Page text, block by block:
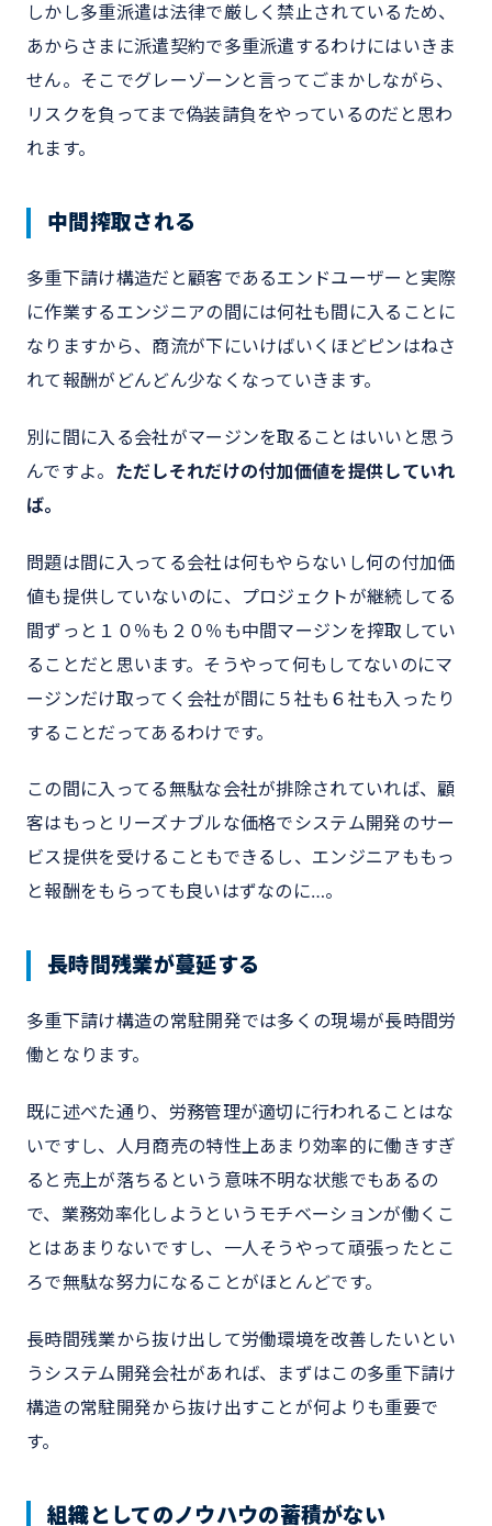
しかし多重派遣は法律で厳しく禁止されているため、
あからさまに派遣契約で多重派遣するわけにはいきま
せん。そこでグレーゾーンと言ってごまかしながら、
リスクを負ってまで偽装請負をやっているのだと思わ
れます。
中間搾取される
多重下請け構造だと顧客であるエンドユーザーと実際
に作業するエンジニアの間には何社も間に入ることに
なりますから、商流が下にいけばいくほどピンはねさ
れて報酬がどんどん少なくなっていきます。
別に間に入る会社がマージンを取ることはいいと思う
んですよ。 ただしそれだけの付加価値を提供していれ
ば。
問題は間に入ってる会社は何もやらないし何の付加価
値も提供していないのに、プロジェクトが継続してる
間ずっと１０％も２０％も中間マージンを搾取してい
ることだと思います。そうやって何もしてないのにマ
ージンだけ取ってく会社が間に５社も６社も入ったり
することだってあるわけです。
この間に入ってる無駄な会社が排除されていれば、顧
客はもっとリーズナブルな価格でシステム開発のサー
ビス提供を受けることもできるし、エンジニアももっ
と報酬をもらっても良いはずなのに…。
長時間残業が蔓延する
多重下請け構造の常駐開発では多くの現場が長時間労
働となります。
既に述べた通り、労務管理が適切に行われることはな
いですし、人月商売の特性上あまり効率的に働きすぎ
ると売上が落ちるという意味不明な状態でもあるの
で、業務効率化しようというモチベーションが働くこ
とはあまりないですし、一人そうやって頑張ったとこ
ろで無駄な努力になることがほとんどです。
長時間残業から抜け出して労働環境を改善したいとい
うシステム開発会社があれば、まずはこの多重下請け
構造の常駐開発から抜け出すことが何よりも重要で
す。
組織としてのノウハウの蓄積がない